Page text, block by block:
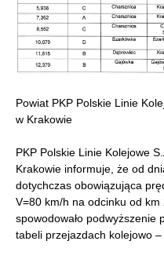
Powiat PKP Polskie Linie
w Krakowie
PKP Polskie Linie Kolejowe
Krakowie informuje, że od
dotychczas obowiązująca
V=80 km/h na odcinku od
spowodowało podwyższenie
tabeli przejazdach kolejowo –